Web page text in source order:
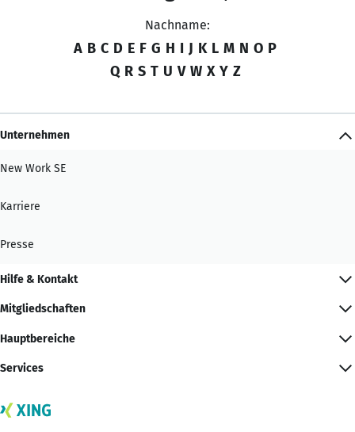
Nachname:
A B C D E F G H I J K L M N O P
Q R S T U V W X Y Z
Unternehmen
New Work SE
Karriere
Presse
Hilfe & Kontakt
Mitgliedschaften
Hauptbereiche
Services